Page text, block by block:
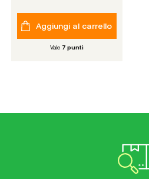
Aggiungi al carrello
Vale 7 punti